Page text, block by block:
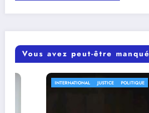
Vous avez peut-être manqué
INTERNATIONAL JUSTICE POLITIQUE